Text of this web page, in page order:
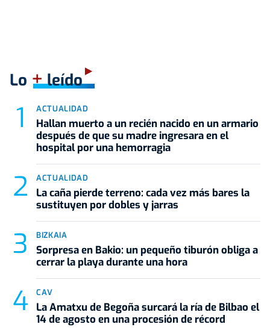
Lo +leído
ACTUALIDAD
Hallan muerto a un recién nacido en un armario
después de que su madre ingresara en el
hospital por una hemorragia
ACTUALIDAD
La caña pierde terreno: cada vez más bares la
sustituyen por dobles y jarras
BIZKAIA
Sorpresa en Bakio: un pequeño tiburón obliga a
cerrar la playa durante una hora
CAV
La Amatxu de Begoña surcará la ría de Bilbao el
14 de agosto en una procesión de récord